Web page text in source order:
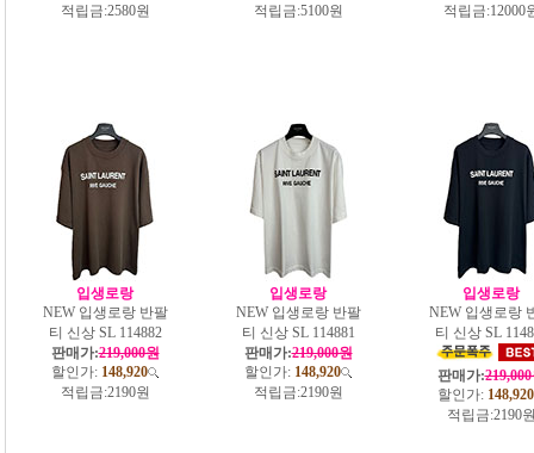
적립금:2580원
적립금:5100원
적립금:12000
입생로랑
NEW 입생로랑 반팔
티 신상 SL 114882
판매가:219,000원
할인가: 148,920
적립금:2190원
입생로랑
NEW 입생로랑 반팔
티 신상 SL 114881
판매가:219,000원
할인가: 148,920
적립금:2190원
입생로랑
NEW 입생로랑
티 신상 SL
판매가:
할인가: 148,920
적립금:2190